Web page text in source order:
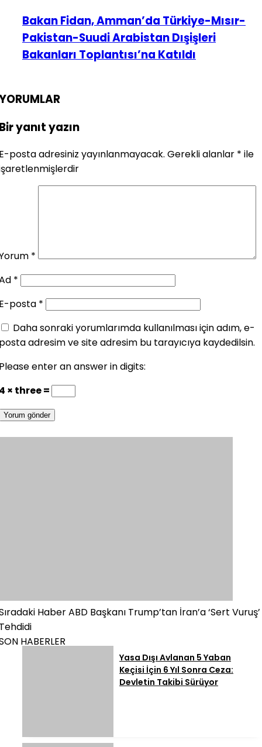
Bakan Fidan, Amman’da Türkiye-Mısır-
Pakistan-Suudi Arabistan Dışişleri
Bakanları Toplantısı’na Katıldı
yanıt yazın
posta adresiniz yayınlanmayacak. Gerekli alanlar * ile
*
*
posta *
Daha sonraki yorumlarımda kullanılması için adım, e-
adresim ve site adresim bu tarayıcıya kaydedilsin.
enter an answer in digits:
× three =
HaberABD Başkanı Trump’tan İran’a ‘Sert Vuruş’
HABERLER
Yasa Dışı Avlanan 5 Yaban
Keçisi İçin 6 Yıl Sonra Ceza:
Devletin Takibi Sürüyor